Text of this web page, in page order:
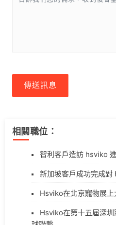
傳送訊息
相關職位：
智利客戶造訪 hsviko
新加坡客戶成功完成
Hsviko在北京寵物展上
Hsviko在第十五屆深